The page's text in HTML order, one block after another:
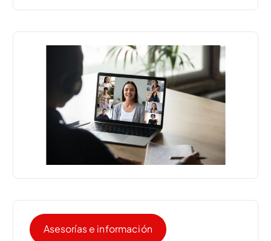
Asesorías e información